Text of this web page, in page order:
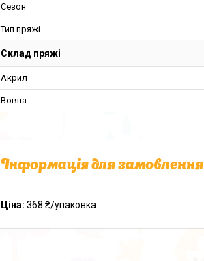
Сезон
Тип пряжі
Склад пряжі
Акрил
Вовна
Інформація для замовлення
Ціна: 368 ₴/упаковка